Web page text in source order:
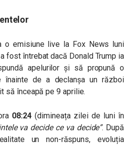
o emisiune live la Fox News luni
fost întrebat dacă Donald Trump ia
apelurilor și să propună o
de a declanșa un război
să înceapă pe 9 aprilie.
08:24(dimineața zilei de luni în
va decide ce va decide”. După
un non-răspuns, evoluția